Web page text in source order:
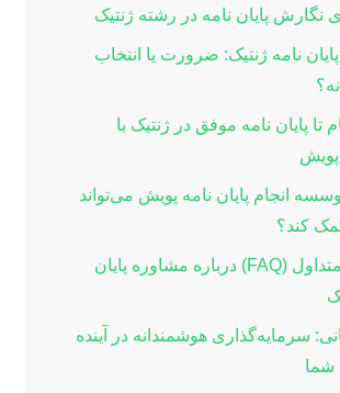
نگارش پایان نامه در رشته ژنتیک
نامه ژنتیک: ضرورت یا انتخاب
تا پایان نامه موفق در ژنتیک با
انجام پایان نامه پویش می‌تواند
کند؟
سؤالات متداول (FAQ) درباره مشاوره پایان
سرمایه‌گذاری هوشمندانه در آینده
شما